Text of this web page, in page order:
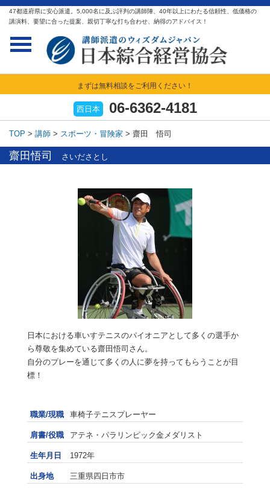
47都道府県に安心派遣。5,000名に及ぶ評判の講師陣、40年以上にわたる信頼性、低価格の
講演料、要望に合った提案、親切丁寧な打ち合わせ、納得のアドバイス！
まずは無料相談をご利用ください！
西日本 06-6362-4181
TOP > 講師 > スポーツ・冒険家 > 齋田 悟司
齋田悟司 さいださとし
日本における車いすテニスのパイオニアとして多くの選手か
ら尊敬を集めている齋田悟司さん。
自分のプレーを通じて多くの人に夢を持ってもらうことが目
標！
職業/現職 車椅子テニスプレーヤー
肩書/役職 アテネ・パラリンピック金メダリスト
生年月日 1972年
出身地 三重県四日市市